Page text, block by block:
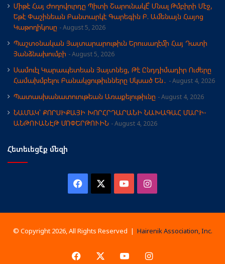
Միթէ Հայ Ժողովուրդը Պիտի Շարունակէ՞ Մնալ Թմբիրի Մէջ,
Եթէ Փաշինեան Բանտարկէ Գարեգին Բ. Ամենայն Հայոց
Կաթողիկոսը
August 5, 2026
Պաշտօնական Յայտարարութիւն Երուսաղէմի Հայ Դատի
Յանձնախումբի
August 5, 2026
Սամուէլ Կարապետեան Յայտնեց, Թէ Ընդդիմադիր Ուժերը
Համախմբելու Բանակցութիւնները Սկսած Են․
August 4, 2026
Պատասխանատուութեան Առաքելութիւնը August 4, 2026
ՆԱՄԱԿ՝ ՔՈՐՍԻՔԱՅԻ ԽՈՐՀՐԴԱՐԱՆԻ ՆԱԽԱԳԱՀ ՄԱՐԻ-
ԱՆԹՈՒԱՆԷԹ ՄՈՓԵՐԹՈՒԻՆ
August 4, 2026
Հետեւեցէ՛ք մեզի
Facebook YouTubeInstagram
© Copyright 2026, All Rights Reserved | Hairenik Association, Inc.
Facebook YouTubeInstagram